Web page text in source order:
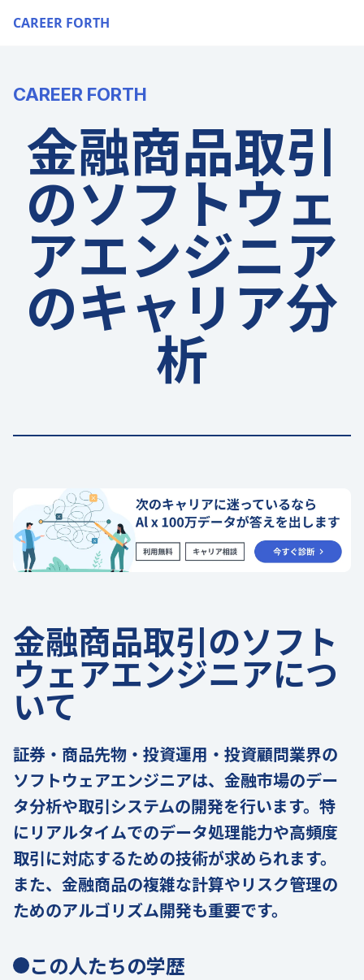
CAREER FORTH
CAREER FORTH
金融商品取引
のソフトウェ
アエンジニア
のキャリア分
析
金融商品取引のソフト
ウェアエンジニアにつ
いて
証券・商品先物・投資運用・投資顧問業界の
ソフトウェアエンジニアは、金融市場のデー
タ分析や取引システムの開発を行います。特
にリアルタイムでのデータ処理能力や高頻度
取引に対応するための技術が求められます。
また、金融商品の複雑な計算やリスク管理の
ためのアルゴリズム開発も重要です。
この人たちの学歴